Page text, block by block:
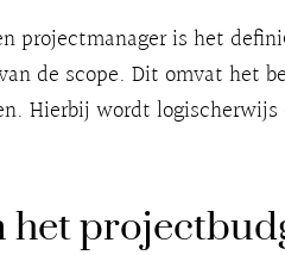
projectmanager is het
de scope. Dit omvat het
Hierbij wordt logischerwijs
het